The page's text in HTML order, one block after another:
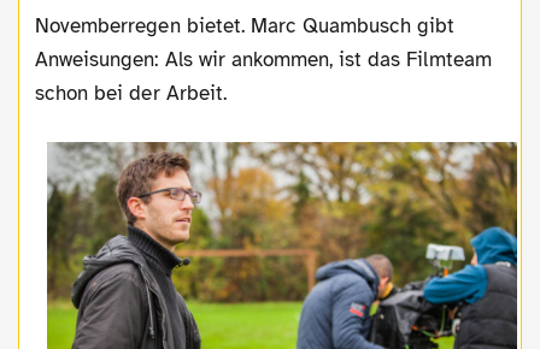
Novemberregen bietet. Marc Quambusch gibt
Anweisungen: Als wir ankommen, ist das Filmteam
schon bei der Arbeit.